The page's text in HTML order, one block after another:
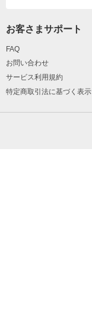
お客さまサポート
FAQ
お問い合わせ
サービス利用規約
特定商取引法に基づく表示